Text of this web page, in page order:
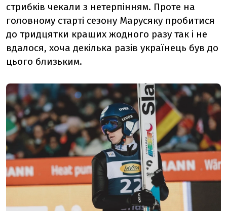
стрибків чекали з нетерпінням. Проте на
головному старті сезону Марусяку пробитися
до тридцятки кращих жодного разу так і не
вдалося, хоча декілька разів українець був до
цього близьким.